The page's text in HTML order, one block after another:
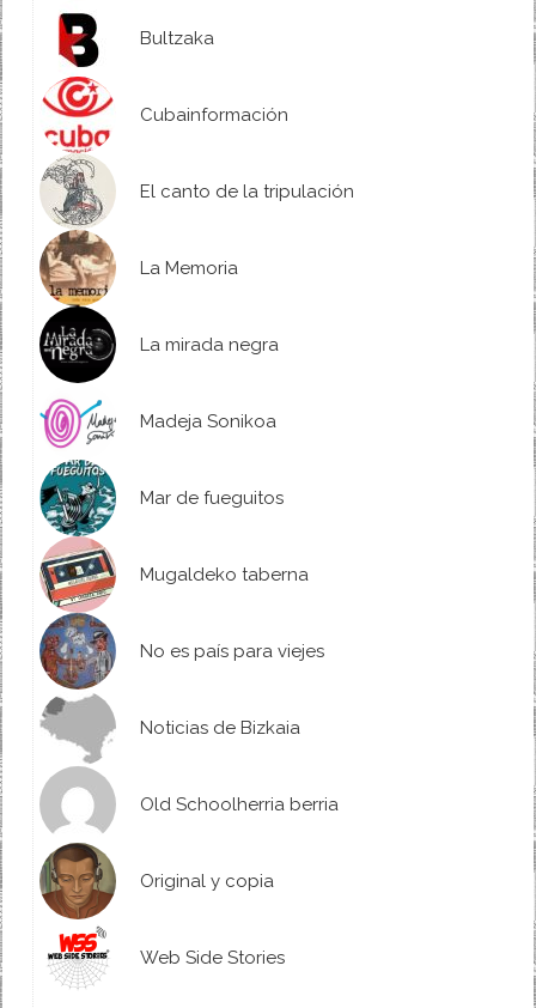
Bultzaka
Cubainformación
El canto de la tripulación
La Memoria
La mirada negra
Madeja Sonikoa
Mar de fueguitos
Mugaldeko taberna
No es país para viejes
Noticias de Bizkaia
Old Schoolherria berria
Original y copia
Web Side Stories